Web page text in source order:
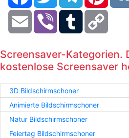
Email Viber Tumblr
Screensaver-Kategorien.
kostenlose Screensaver
3D Bildschirmschoner
Animierte Bildschirmschoner
Natur Bildschirmschoner
Feiertag Bildschirmschoner